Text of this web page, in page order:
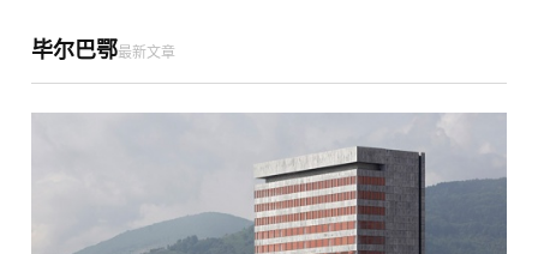
毕尔巴鄂最新文章